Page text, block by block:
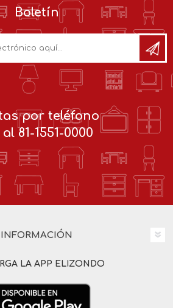
Boletín
por teléfono
81-1551-0000
INFORMACIÓN
LA APP ELIZONDO